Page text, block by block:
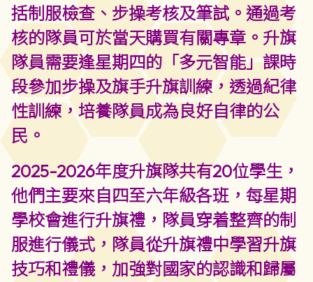
括制服檢查、步操考核及筆試。通過考
核的隊員可於當天購買有關專章。升旗
隊員需要逢星期四的「多元智能」課時
段參加步操及旗手升旗訓練，透過紀律
性訓練，培養隊員成為良好自律的公
民。
2025-2026年度升旗隊共有20位學生，
他們主要來自四至六年級各班，每星期
學校會進行升旗禮，隊員穿着整齊的制
服進行儀式，隊員從升旗禮中學習升旗
技巧和禮儀，加強對國家的認識和歸屬